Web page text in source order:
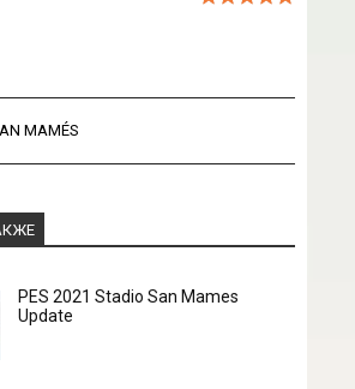
MAMÉS
PES 2021 Stadio San Mames
Update